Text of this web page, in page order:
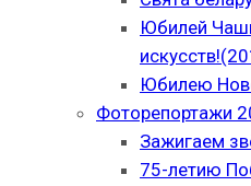
Юбилей
Юбилею
Фоторепортажи
Зажигаем
75-летию